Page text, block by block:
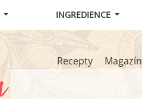
INGREDIENCE
Recepty Magazín